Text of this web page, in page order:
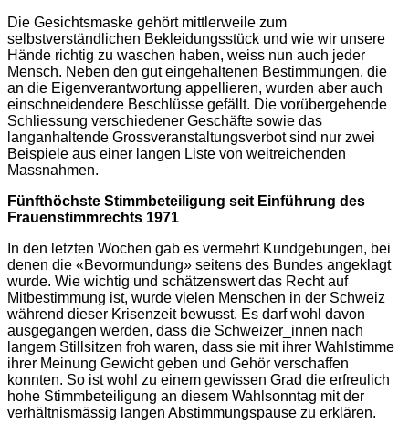
Die Gesichtsmaske gehört mittlerweile zum
selbstverständlichen Bekleidungsstück und wie wir unsere
Hände richtig zu waschen haben, weiss nun auch jeder
Mensch. Neben den gut eingehaltenen Bestimmungen, die
an die Eigenverantwortung appellieren, wurden aber auch
einschneidendere Beschlüsse gefällt. Die vorübergehende
Schliessung verschiedener Geschäfte sowie das
langanhaltende Grossveranstaltungsverbot sind nur zwei
Beispiele aus einer langen Liste von weitreichenden
Massnahmen.
Fünfthöchste Stimmbeteiligung seit Einführung des
Frauenstimmrechts 1971
In den letzten Wochen gab es vermehrt Kundgebungen, bei
denen die «Bevormundung» seitens des Bundes angeklagt
wurde. Wie wichtig und schätzenswert das Recht auf
Mitbestimmung ist, wurde vielen Menschen in der Schweiz
während dieser Krisenzeit bewusst. Es darf wohl davon
ausgegangen werden, dass die Schweizer_innen nach
langem Stillsitzen froh waren, dass sie mit ihrer Wahlstimme
ihrer Meinung Gewicht geben und Gehör verschaffen
konnten. So ist wohl zu einem gewissen Grad die erfreulich
hohe Stimmbeteiligung an diesem Wahlsonntag mit der
verhältnismässig langen Abstimmungspause zu erklären.